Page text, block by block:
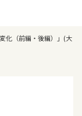
化（前編・後編）」(大